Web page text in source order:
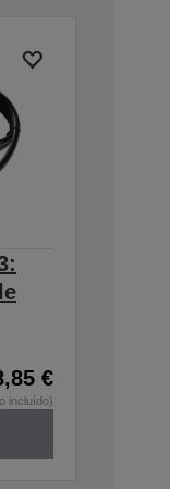
€
incluído)